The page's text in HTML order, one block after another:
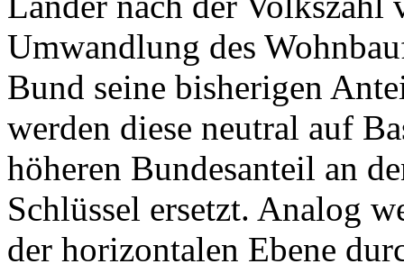
Umwandlung des
Bund seine bisherigen
werden diese neutral auf
höheren Bundesanteil an
Schlüssel ersetzt. Analog
der horizontalen Ebene